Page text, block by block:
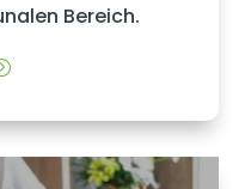
Bereich.